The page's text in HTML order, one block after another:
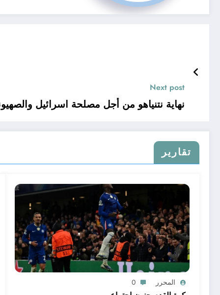
Next post
نهاية نتنياهو من أجل مصلحة اسرائيل
تقارير
المحرر 0